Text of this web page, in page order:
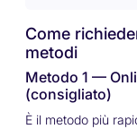
Come
metodi
Metodo 1 —
(consigliato)
È il metodo più